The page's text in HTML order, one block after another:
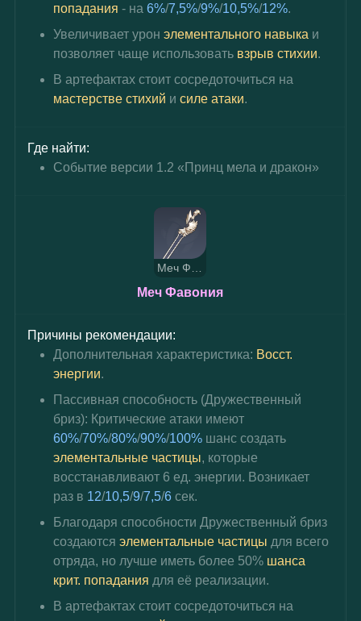
попадания - на 6%/7,5%/9%/10,5%/12%.
Увеличивает урон элементального навыка и
позволяет чаще использовать взрыв стихии.
В артефактах стоит сосредоточиться на
мастерстве стихий и силе атаки.
Где найти:
Событие версии 1.2 «Принц мела и дракон»
Меч Фавония
Причины рекомендации:
Дополнительная характеристика: Восст.
энергии.
Пассивная способность (Дружественный
бриз): Критические атаки имеют
60%/70%/80%/90%/100% шанс создать
элементальные частицы, которые
восстанавливают 6 ед. энергии. Возникает
раз в 12/10,5/9/7,5/6 сек.
Благодаря способности Дружественный бриз
создаются элементальные частицы для всего
отряда, но лучше иметь более 50% шанса
крит. попадания для её реализации.
В артефактах стоит сосредоточиться на